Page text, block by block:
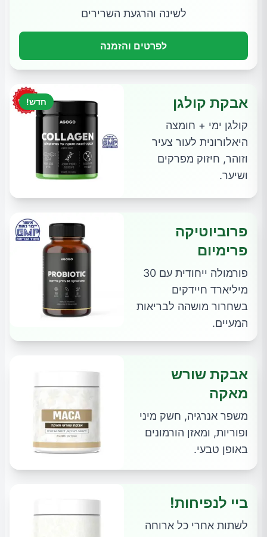
לשינה והרגעת השרירים
לפרטים והזמנה
חדש! אבקת קולגן
קולגן ימי + חומצה
היאלורונית לעור צעיר
וזוהר, חיזוק מפרקים
ושיער.
פרוביוטיקה
פרימיום
פורמולה ייחודית עם 30
מיליארד חיידקים
בשחרור מושהה לבריאות
המעיים.
אבקת שורש
מאקה
משפר אנרגיה, חשק מיני
ופוריות, ומאזן הורמונים
באופן טבעי.
ביי לנפיחות!
לשתות אחרי כל ארוחה